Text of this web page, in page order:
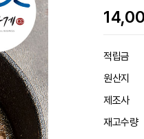
적립금
원산지
제조사
재고수량